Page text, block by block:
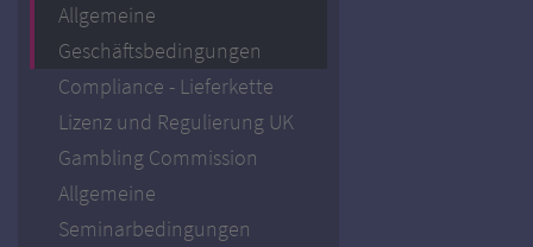
Allgemeine
Geschäftsbedingungen
Compliance - Lieferkette
Lizenz und Regulierung UK
Gambling Commission
Allgemeine
Seminarbedingungen